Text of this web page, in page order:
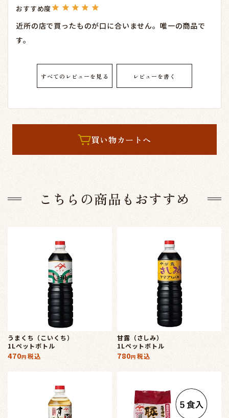
近所の店で買ったものが口に合いません。唯一の商品で
す。
すべてのレビューを見る レビューを書く
買い物カートへ
こちらの商品もおすすめ
うまくち（こいくち）
1Lペットボトル
470 税込
甘露（さしみ）
1Lペットボトル
780 税込